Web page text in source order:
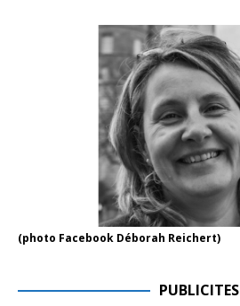
(photo Facebook Déborah Reichert)
PUBLICITES